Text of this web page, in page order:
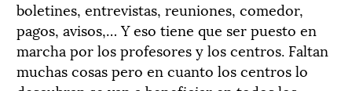
boletines, entrevistas, reuniones, comedor,
pagos, avisos,… Y eso tiene que ser puesto en
marcha por los profesores y los centros. Faltan
muchas cosas pero en cuanto los centros lo